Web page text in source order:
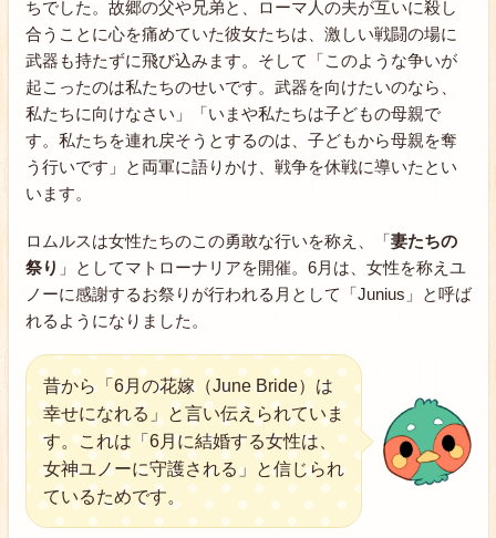
ちでした。故郷の父や兄弟と、ローマ人の夫が互いに殺し
合うことに心を痛めていた彼女たちは、激しい戦闘の場に
武器も持たずに飛び込みます。そして「このような争いが
起こったのは私たちのせいです。武器を向けたいのなら、
私たちに向けなさい」「いまや私たちは子どもの母親で
す。私たちを連れ戻そうとするのは、子どもから母親を奪
う行いです」と両軍に語りかけ、戦争を休戦に導いたとい
います。
ロムルスは女性たちのこの勇敢な行いを称え、「妻たちの
祭り 」としてマトローナリアを開催。6月は、女性を称えユ
ノーに感謝するお祭りが行われる月として「Junius」と呼ば
れるようになりました。
昔から「6月の花嫁（June Bride）は
幸せになれる」と言い伝えられていま
す。これは「6月に結婚する女性は、
女神ユノーに守護される」と信じられ
ているためです。